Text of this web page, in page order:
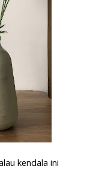
kendala ini